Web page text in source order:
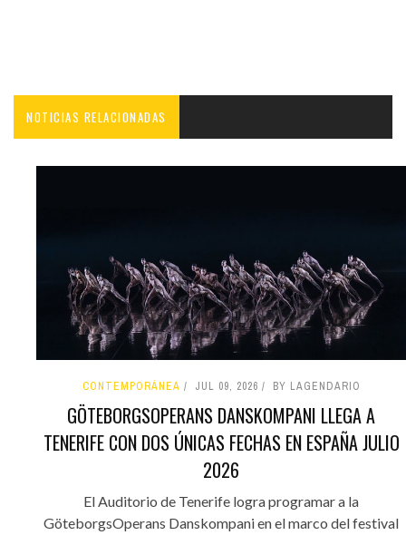
NOTICIAS RELACIONADAS
CONTEMPORÁNEA JUL 09, 2026 BY LAGENDARIO
GÖTEBORGSOPERANS DANSKOMPANI LLEGA A
TENERIFE CON DOS ÚNICAS FECHAS EN ESPAÑA JULIO
2026
El Auditorio de Tenerife logra programar a la
GöteborgsOperans Danskompani en el marco del festival